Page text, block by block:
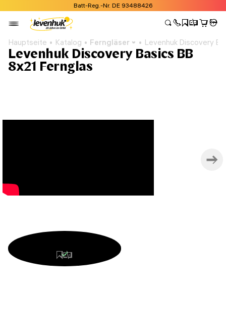
Batt-Reg.-Nr. DE 93488426
Hauptseite Katalog Ferngläser Levenhuk Discovery
Levenhuk Discovery Basics BB
8x21 Fernglas